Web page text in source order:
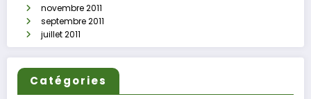
novembre 2011
septembre 2011
juillet 2011
Catégories